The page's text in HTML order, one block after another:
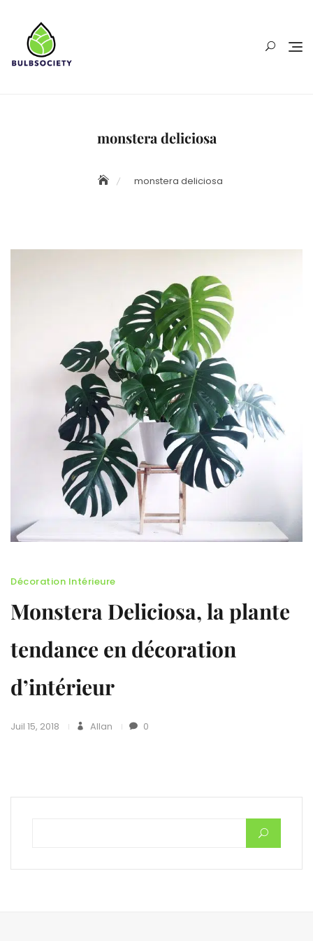
content
monstera deliciosa
monstera deliciosa
Décoration Intérieure
Monstera Deliciosa, la plante
tendance en décoration
d’intérieur
Juil 15, 2018 Allan 0